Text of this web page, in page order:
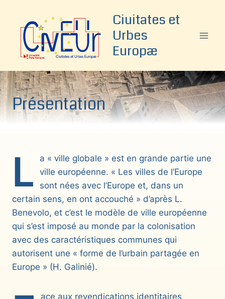
contenu
Ciuitates et
Urbes
Europæ
Présentation
L
a « ville globale » est en grande partie une
ville européenne. « Les villes de l’Europe
sont nées avec l’Europe et, dans un
certain sens, en ont accouché » d’après L.
Benevolo, et c’est le modèle de ville européenne
qui s’est imposé au monde par la colonisation
avec des caractéristiques communes qui
autorisent une « forme de l’urbain partagée en
Europe » (H. Galinié).
ace aux revendications identitaires